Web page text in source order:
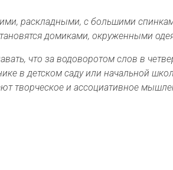
раскладными, с большими
домиками, окруженными
что за водоворотом слов в
в детском саду или начальной
творческое и ассоциативное